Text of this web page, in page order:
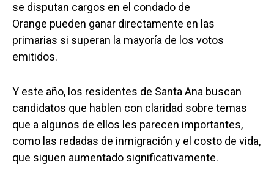
se disputan cargos en el condado de
Orange pueden ganar directamente en las
primarias si superan la mayoría de los votos
emitidos.
Y este año, los residentes de Santa Ana buscan
candidatos que hablen con claridad sobre temas
que a algunos de ellos les parecen importantes,
como las redadas de inmigración y el costo de vida,
que siguen aumentado significativamente.